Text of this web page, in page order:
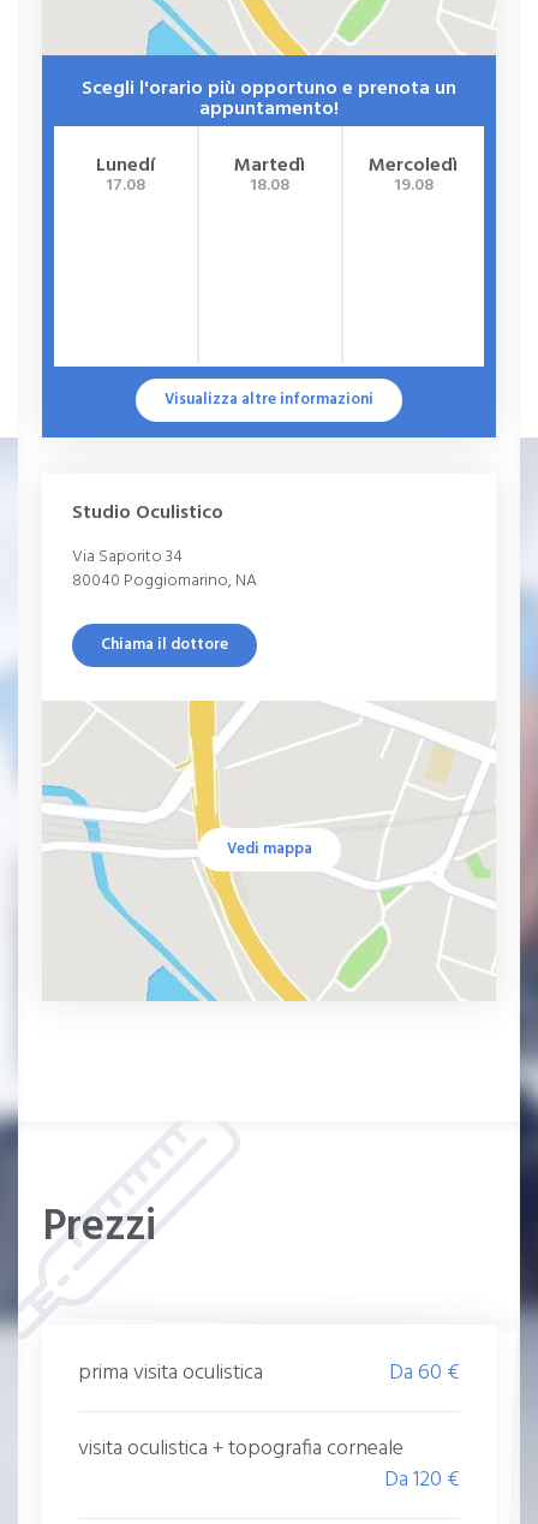
Scegli l'orario più opportuno e prenota un
appuntamento!
Lunedí
17.08
Martedì
18.08
Mercoledì
19.08
Visualizza altre informazioni
Studio Oculistico
Via Saporito 34
80040 Poggiomarino, NA
Chiama il dottore
Vedi mappa
Prezzi
prima visita oculistica Da 60 €
visita oculistica + topografia corneale
Da 120 €